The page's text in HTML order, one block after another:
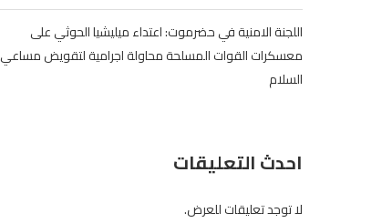
اللجنة الامنية في حضرموت: اعتداء ميليشيا الحوثي على
معسكرات القوات المسلحة محاولة اجرامية لتقويض مساعي
السلام
احدث التعليقات
لا توجد تعليقات للعرض.